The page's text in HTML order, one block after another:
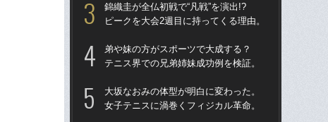
錦織圭が全仏初戦で“凡戦”を演出!?
ピークを大会2週目に持ってくる理由。
弟や妹の方がスポーツで大成する？
テニス界での兄弟姉妹成功例を検証。
大坂なおみの体型が明白に変わった。
女子テニスに渦巻くフィジカル革命。